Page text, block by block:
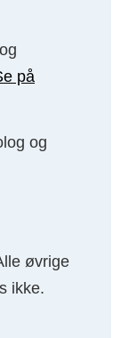
på
og
øvrige
ikke.